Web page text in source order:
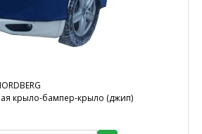
крыло-бампер-крыло (джип)